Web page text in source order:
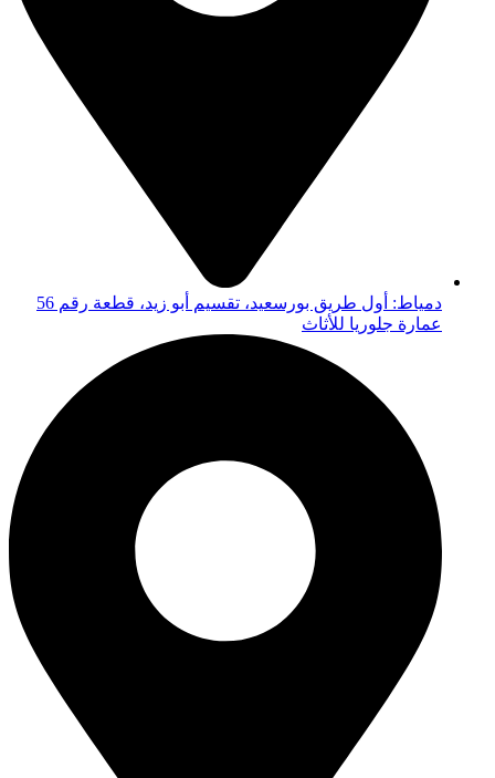
دمياط: أول طريق بورسعيد، تقسيم أبو زيد، قطعة رقم 56
عمارة جلوريا للأثاث